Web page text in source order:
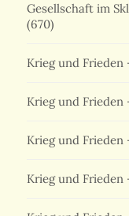
Gesellschaft im
(670)
Krieg und Frieden
Krieg und Frieden
Krieg und Frieden
Krieg und Frieden